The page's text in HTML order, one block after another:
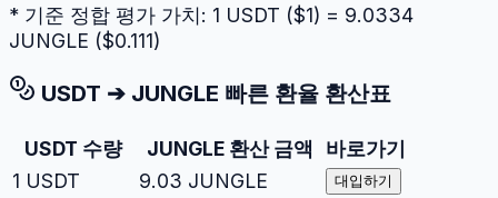
* 기준 정합 평가 가치: 1 USDT ($1) = 9.0334
JUNGLE ($0.111)
USDT ➔ JUNGLE 빠른 환율 환산표
USDT 수량 JUNGLE 환산 금액
바로가기
1 USDT 9.03 JUNGLE 대입하기